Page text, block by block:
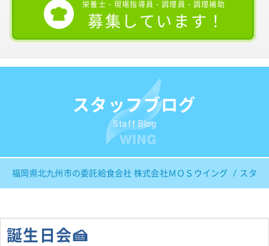
栄養士・現場指導員・調理員・調理補助
募集しています！
スタッフブログ
Staff Blog
福岡県北九州市の委託給食会社 株式会社ＭＯＳウイング スタッ
誕生日会🍰